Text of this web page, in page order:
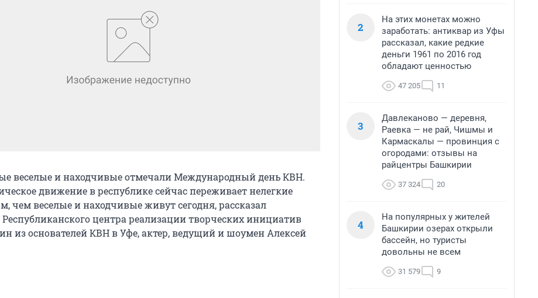
веселые и находчивые отмечали Международный день КВН.
движение в республике сейчас переживает нелегкие
чем веселые и находчивые живут сегодня, рассказал
Республиканского центра реализации творческих инициатив
из основателей КВН в Уфе, актер, ведущий и шоумен Алексей
2
На этих монетах можно
заработать: антиквар из Уфы
рассказал, какие редкие
деньги 1961 по 2016 год
обладают ценностью
47 205 11
3
Давлеканово — деревня,
Раевка — не рай, Чишмы и
Кармаскалы — провинция с
огородами: отзывы на
райцентры Башкирии
37 324 20
4
На популярных у жителей
Башкирии озерах открыли
бассейн, но туристы
довольны не всем
31 579 9